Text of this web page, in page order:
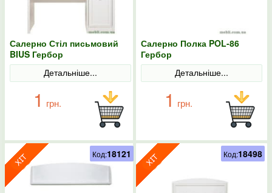
Салерно Стіл письмовий
BIUS Гербор
Детальніше...
1 грн.
Салерно Полка POL-86
Гербор
Детальніше...
1 грн.
Код:18121 Код:18498